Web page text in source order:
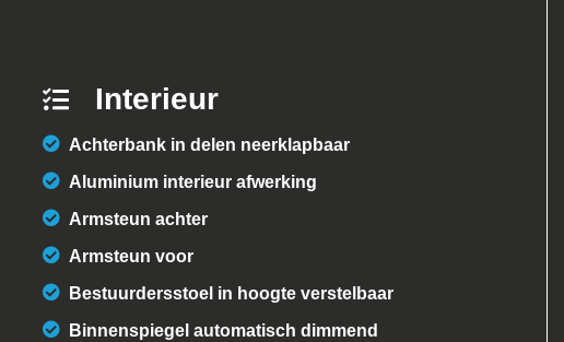
Interieur
Achterbank in delen neerklapbaar
Aluminium interieur afwerking
Armsteun achter
Armsteun voor
Bestuurdersstoel in hoogte verstelbaar
Binnenspiegel automatisch dimmend